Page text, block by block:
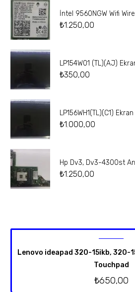
İntel 9560NGW Wifi
₺1.250,00
LP154W01 (TL)(AJ)
₺350,00
LP156WH1(TL)(C1)
₺1.000,00
Hp Dv3, Dv3-4300st
₺1.250,00
Lenovo ideapad 320-15ikb, 320-
Touchpad
₺650,00